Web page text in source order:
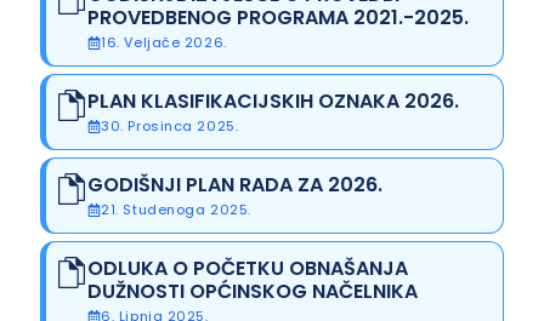
PROVEDBENOG PROGRAMA 2021.-2025.
16. Veljače 2026.
PLAN KLASIFIKACIJSKIH OZNAKA 2026.
30. Prosinca 2025.
GODIŠNJI PLAN RADA ZA 2026.
21. Studenoga 2025.
ODLUKA O POČETKU OBNAŠANJA
DUŽNOSTI OPĆINSKOG NAČELNIKA
6. Lipnja 2025.